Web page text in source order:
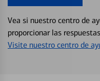
Vea si nuestro centro de
proporcionar las
Visite nuestro centro de